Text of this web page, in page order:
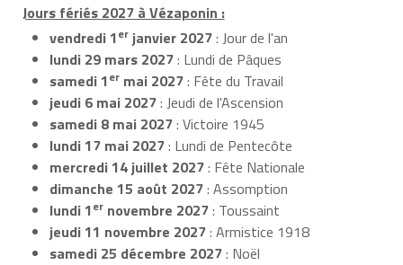
Jours fériés 2027 à Vézaponin :
vendredi 1er janvier 2027: Jour de l'an
lundi 29 mars 2027: Lundi de Pâques
samedi 1er mai 2027: Fête du Travail
jeudi 6 mai 2027: Jeudi de l'Ascension
samedi 8 mai 2027: Victoire 1945
lundi 17 mai 2027: Lundi de Pentecôte
mercredi 14 juillet 2027: Fête Nationale
dimanche 15 août 2027: Assomption
lundi 1er novembre 2027: Toussaint
jeudi 11 novembre 2027: Armistice 1918
samedi 25 décembre 2027: Noël